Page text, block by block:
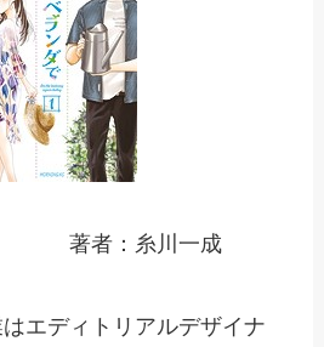
著者：糸川一成
エディトリアルデザイナ